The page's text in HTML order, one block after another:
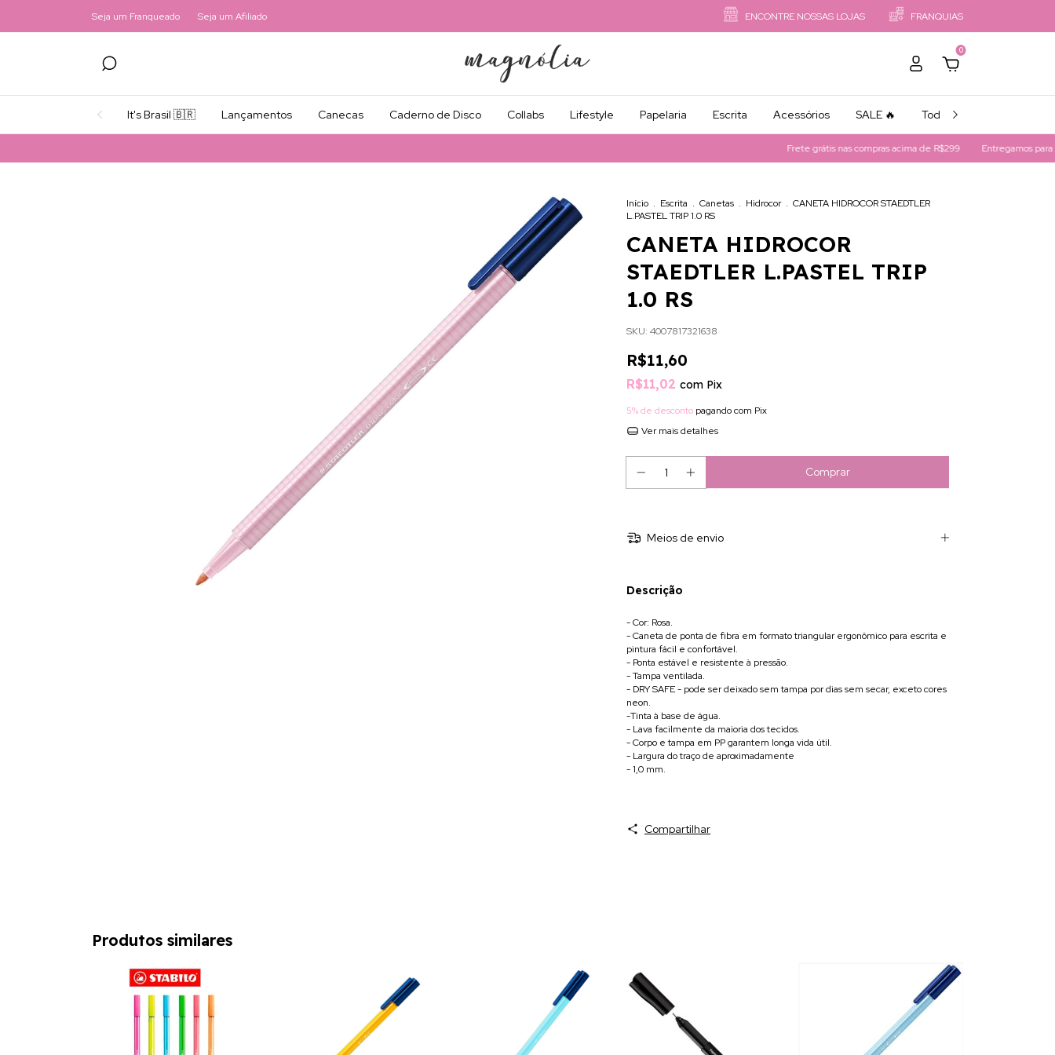
Seja um Franqueado Seja um Afiliado ENCONTRE NOSSAS LOJAS FRANQUIAS
0
It's Brasil 🇧🇷 Lançamentos Canecas Caderno de Disco Collabs Lifestyle Papelaria Escrita Acessórios SALE 🔥 Todos os Produtos
Frete grátis nas compras acima de R$299 Entregamos para
Início . Escrita . Canetas . Hidrocor . CANETA HIDROCOR STAEDTLER
L.PASTEL TRIP 1.0 RS
CANETA HIDROCOR
STAEDTLER L.PASTEL TRIP
1.0 RS
SKU: 4007817321638
R$11,60
R$11,02 com Pix
5% de desconto pagando com Pix
Ver mais detalhes
Meios de envio
Descrição
- Cor: Rosa.
- Caneta de ponta de fibra em formato triangular ergonômico para escrita e
pintura fácil e confortável.
- Ponta estável e resistente à pressão.
- Tampa ventilada.
- DRY SAFE - pode ser deixado sem tampa por dias sem secar, exceto cores
neon.
-Tinta à base de água.
- Lava facilmente da maioria dos tecidos.
- Corpo e tampa em PP garantem longa vida útil.
- Largura do traço de aproximadamente
- 1,0 mm.
Compartilhar
Produtos similares